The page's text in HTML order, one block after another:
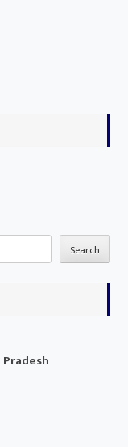
Search